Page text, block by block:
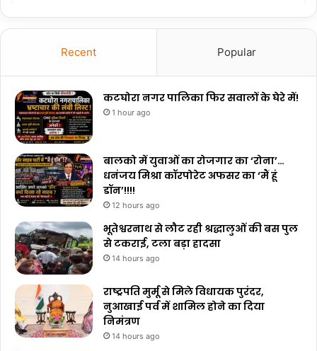
Recent Popular
कटघोरा नगर पालिका फिर सवालों के घेरे में!
1 hour ago
बालको में युवाओं का रोजगार का ‘रोना’…
धनंजय मिश्रा कॉरपोरेट अफसर का ‘मैं हूं
डॉन’!!!!
12 hours ago
भूतेश्वरनाथ से लौट रही श्रद्धालुओं की बस पुल
से टकराई, टला बड़ा हादसा
14 hours ago
राष्ट्रपति मुर्मू से मिले विधायक पुरंदर,
नुआखाई पर्व में शामिल होने का दिया
निमंत्रण
14 hours ago